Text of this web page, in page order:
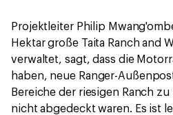
Projektleiter Philip
Hektar große Taita Ranch and
verwaltet, sagt, dass die
haben, neue Ranger-
Bereiche der riesigen Ranch
nicht abgedeckt waren. Es ist